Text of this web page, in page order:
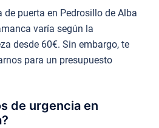
de puerta en Pedrosillo de Alba
varía según la
desde 60€. Sin embargo, te
para un presupuesto
de urgencia en